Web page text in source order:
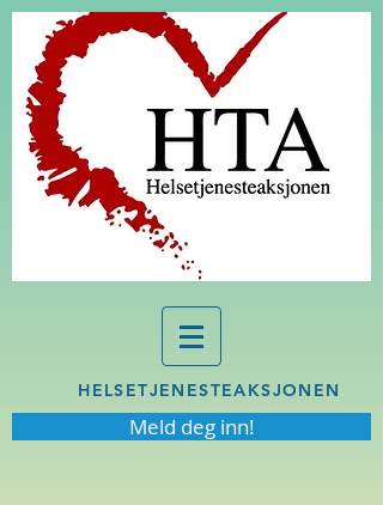
HELSETJENESTEAKSJONEN
Meld deg inn!